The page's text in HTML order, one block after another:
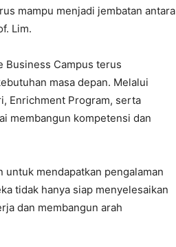
mampu menjadi jembatan antara
Lim.
Business Campus terus
masa depan. Melalui
Enrichment Program, serta
membangun kompetensi dan
mendapatkan pengalaman
tidak hanya siap menyelesaikan
dan membangun arah